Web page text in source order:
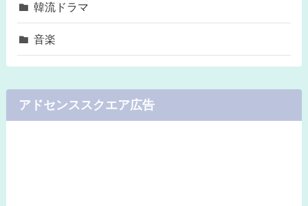
韓流ドラマ
音楽
アドセンススクエア広告